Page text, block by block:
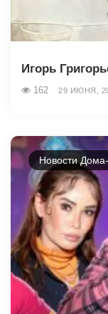
Игорь
162 29 ИЮНЯ,
Новости